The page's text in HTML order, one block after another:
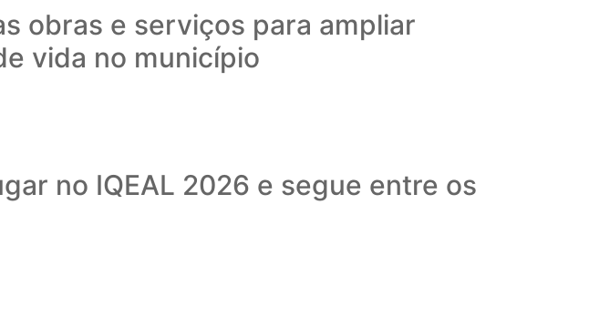
obras e serviços para ampliar
vida no município
no IQEAL 2026 e segue entre os